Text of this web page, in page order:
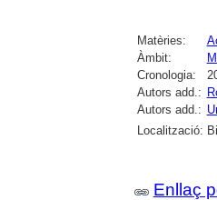
Matèries:
Àmbit:
Cronologia:
Autors add.:
Autors add.:
Localització:
Enllaç